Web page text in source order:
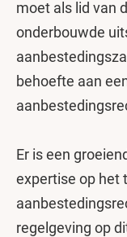
moet als lid van
onderbouwde
behoefte aan
Er is een
expertise op het
regelgeving op